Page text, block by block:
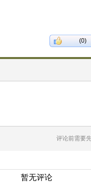
(0)
评论前需要
暂无评论